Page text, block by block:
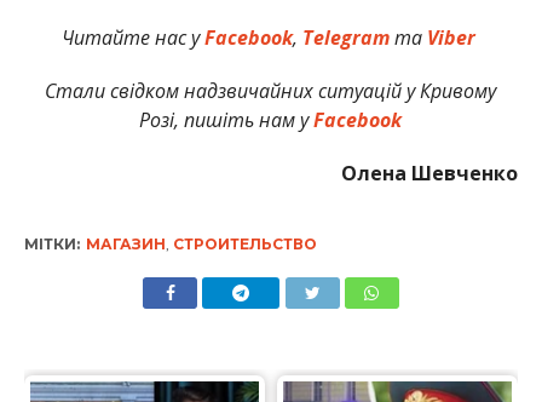
Читайте нас уFacebook, Telegramта Viber
Стали свідком надзвичайних ситуацій у Кривому
Розі, пишіть нам уFacebook
Олена Шевченко
МІТКИ: МАГАЗИН, СТРОИТЕЛЬСТВО